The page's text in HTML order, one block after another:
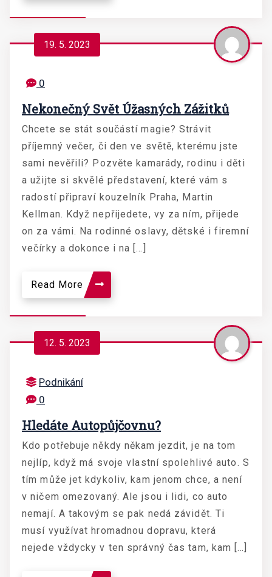
19. 5. 2023
0
Nekonečný Svět Úžasných Zážitků
Chcete se stát součástí magie? Strávit
příjemný večer, či den ve světě, kterému jste
sami nevěřili? Pozvěte kamarády, rodinu i děti
a užijte si skvělé představení, které vám s
radostí připraví kouzelník Praha, Martin
Kellman. Když nepřijedete, vy za ním, přijede
on za vámi. Na rodinné oslavy, dětské i firemní
večírky a dokonce i na […]
Read More
12. 5. 2023
Podnikání
0
Hledáte Autopůjčovnu?
Kdo potřebuje někdy někam jezdit, je na tom
nejlíp, když má svoje vlastní spolehlivé auto. S
tím může jet kdykoliv, kam jenom chce, a není
v ničem omezovaný. Ale jsou i lidi, co auto
nemají. A takovým se pak nedá závidět. Ti
musí využívat hromadnou dopravu, která
nejede vždycky v ten správný čas tam, kam […]